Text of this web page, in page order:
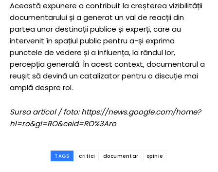
Această expunere a contribuit la creșterea vizibilității
documentarului și a generat un val de reacții din
partea unor destinații publice și experți, care au
intervenit în spațiul public pentru a-și exprima
punctele de vedere și a influența, la rândul lor,
percepția generală. În acest context, documentarul a
reușit să devină un catalizator pentru o discuție mai
amplă despre rol.
Sursa articol / foto: https://news.google.com/home?
hl=ro&gl=RO&ceid=RO%3Aro
TAGS critici documentar opinie